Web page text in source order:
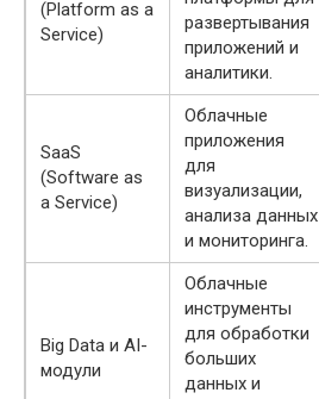
(Platform as a
Service)
развертывания
приложений и
аналитики.
SaaS
(Software as
a Service)
Облачные
приложения
для
визуализации,
анализа данных
и мониторинга.
Big Data и AI-
модули
Облачные
инструменты
для обработки
больших
данных и